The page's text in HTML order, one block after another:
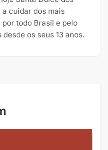
a cuidar dos mais
todo Brasil e pelo
os seus 13 anos.